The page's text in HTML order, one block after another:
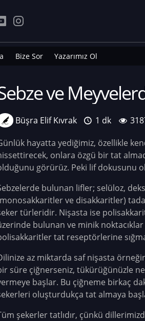
Bize Sor Yazarımız Ol
ve
Büşra Elif Kıvrak 1 dk
hayatta yediğimiz, özellikle
onlara özgü bir tat
görürüz. Peki lif dokusunu
bulunan lifler; selüloz,
ve disakkaritler)
türleridir. Nişasta ise
bulunan ve minik
tat reseptörlerine
az miktarda saf nişasta
süre çiğnerseniz, tükürüğünüzle
başlar. Bu çiğneme birkaç
oluşturdukça tat almaya
şekerler tatlıdır, çünkü